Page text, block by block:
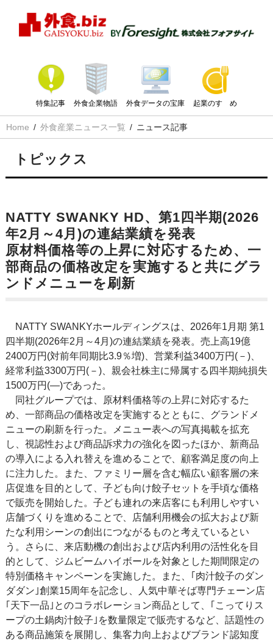
特集記事 外食企業物語 外食データの宝庫 起業のすゝめ
Home 外食産業ニュース一覧 ニュース記事
トピックス
NATTY SWANKY HD、第1四半期(2026
年2月～4月)の連結業績を発表
原材料価格等の上昇に対応するため、一
部商品の価格改定を実施すると共にグラ
ンドメニューを刷新
NATTY SWANKYホールディングスは、2026年1月期 第1
四半期(2026年2月～4月)の連結業績を発表。売上高19億
2400万円(対前年同期比3.9％増)、営業利益3400万円(－)、
経常利益3300万円(－)、親会社株主に帰属する四半期純損失
1500万円(—)であった。
同社グループでは、原材料価格等の上昇に対応するた
め、一部商品の価格改定を実施するとともに、グランドメ
ニューの刷新を行った。メニュー表への写真掲載を拡充
し、視認性および商品訴求力の強化を図ったほか、新商品
の導入による入れ替えを進めることで、顧客満足度の向上
に注力した。また、ファミリー層を含む幅広い顧客層の来
店促進を目的として、子ども向け餃子セットを手頃な価格
で販売を開始した。子ども連れの来店客にも利用しやすい
店舗づくりを進めることで、店舗利用機会の拡大および新
たな利用シーンの創出につながるものと考えているとい
う。さらに、来店動機の創出および店内利用の活性化を目
的として、ジムビームハイボールを対象とした期間限定の
特別価格キャンペーンを実施した。また、｢肉汁餃子のダン
ダダン｣創業15周年を記念し、人気中華そば専門チェーン店
｢天下一品｣とのコラボレーション商品として、｢こってりス
ープの土鍋肉汁餃子｣を数量限定で販売するなど、話題性の
ある商品施策を展開し、集客力向上およびブランド認知度